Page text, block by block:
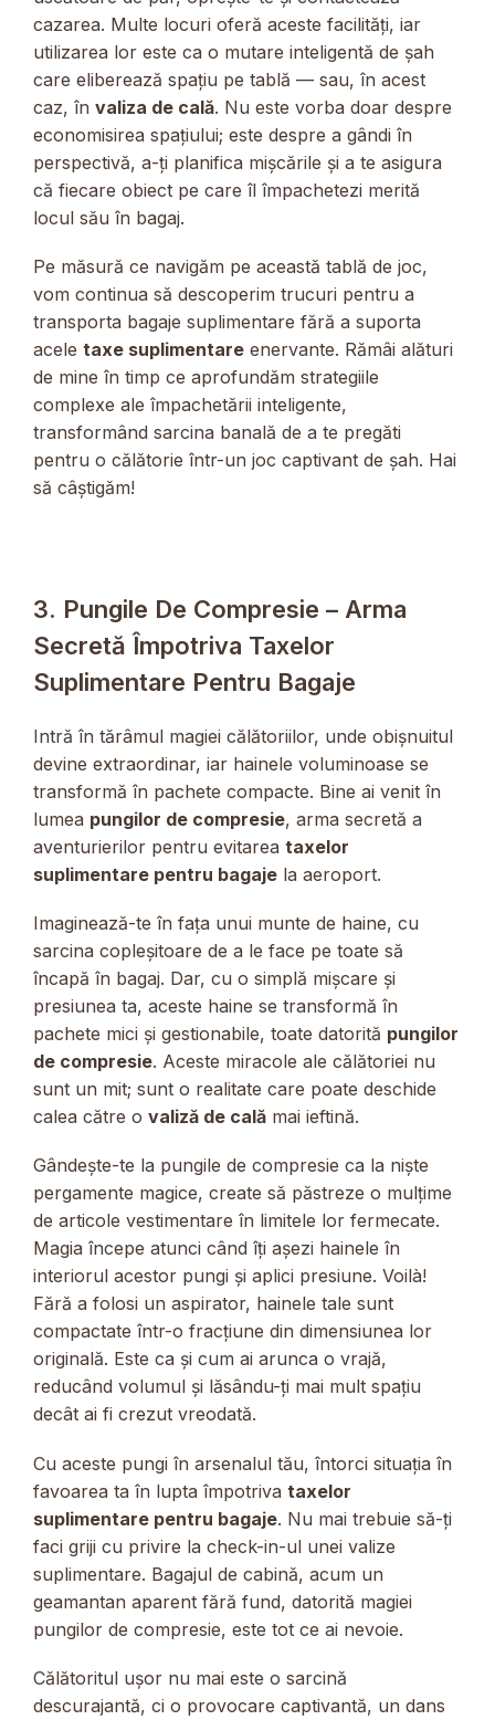
cazarea. Multe locuri oferă aceste facilități, iar
utilizarea lor este ca o mutare inteligentă de șah
care eliberează spațiu pe tablă — sau, în acest
caz, în valiza de cală. Nu este vorba doar despre
economisirea spațiului; este despre a gândi în
perspectivă, a-ți planifica mișcările și a te asigura
că fiecare obiect pe care îl împachetezi merită
locul său în bagaj.
Pe măsură ce navigăm pe această tablă de joc,
vom continua să descoperim trucuri pentru a
transporta bagaje suplimentare fără a suporta
acele taxe suplimentare enervante. Rămâi alături
de mine în timp ce aprofundăm strategiile
complexe ale împachetării inteligente,
transformând sarcina banală de a te pregăti
pentru o călătorie într-un joc captivant de șah. Hai
să câștigăm!
3. Pungile De Compresie – Arma
Secretă Împotriva Taxelor
Suplimentare Pentru Bagaje
Intră în tărâmul magiei călătoriilor, unde obișnuitul
devine extraordinar, iar hainele voluminoase se
transformă în pachete compacte. Bine ai venit în
lumea pungilor de compresie, arma secretă a
aventurierilor pentru evitarea taxelor
suplimentare pentru bagaje la aeroport.
Imaginează-te în fața unui munte de haine, cu
sarcina copleșitoare de a le face pe toate să
încapă în bagaj. Dar, cu o simplă mișcare și
presiunea ta, aceste haine se transformă în
pachete mici și gestionabile, toate datorită pungilor
de compresie. Aceste miracole ale călătoriei nu
sunt un mit; sunt o realitate care poate deschide
calea către o valiză de cală mai ieftină.
Gândește-te la pungile de compresie ca la niște
pergamente magice, create să păstreze o mulțime
de articole vestimentare în limitele lor fermecate.
Magia începe atunci când îți așezi hainele în
interiorul acestor pungi și aplici presiune. Voilà!
Fără a folosi un aspirator, hainele tale sunt
compactate într-o fracțiune din dimensiunea lor
originală. Este ca și cum ai arunca o vrajă,
reducând volumul și lăsându-ți mai mult spațiu
decât ai fi crezut vreodată.
Cu aceste pungi în arsenalul tău, întorci situația în
favoarea ta în lupta împotriva taxelor
suplimentare pentru bagaje. Nu mai trebuie să-ți
faci griji cu privire la check-in-ul unei valize
suplimentare. Bagajul de cabină, acum un
geamantan aparent fără fund, datorită magiei
pungilor de compresie, este tot ce ai nevoie.
Călătoritul ușor nu mai este o sarcină
descurajantă, ci o provocare captivantă, un dans